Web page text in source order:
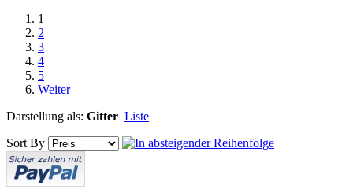
1
2
3
4
5
Weiter
Darstellung als: Gitter Liste
Sort By